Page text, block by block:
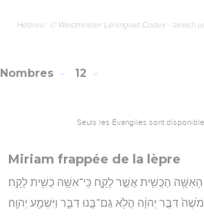
Hébreu : © Westminster Leningrad Codex -
Nombres 12
Seuls les Évangiles sont
Miriam frappée de la lèpre
הַכֻּשִׁ֖ית אֲשֶׁ֣ר לָקָ֑ח כִּֽי־אִשָּׁ֥ה כֻשִׁ֖ית לָקָֽח׃
דִּבֶּ֣ר יְהוָ֔ה הֲלֹ֖א גַּם־בָּ֣נוּ דִבֵּ֑ר וַיִּשְׁמַ֖ע יְהוָֽה׃